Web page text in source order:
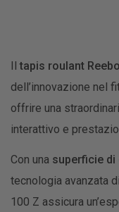
Iltapis roulant
dell’innovazione nel
offrire una
interattivo e
Con una superficie di
tecnologia avanzata
100 Z assicura